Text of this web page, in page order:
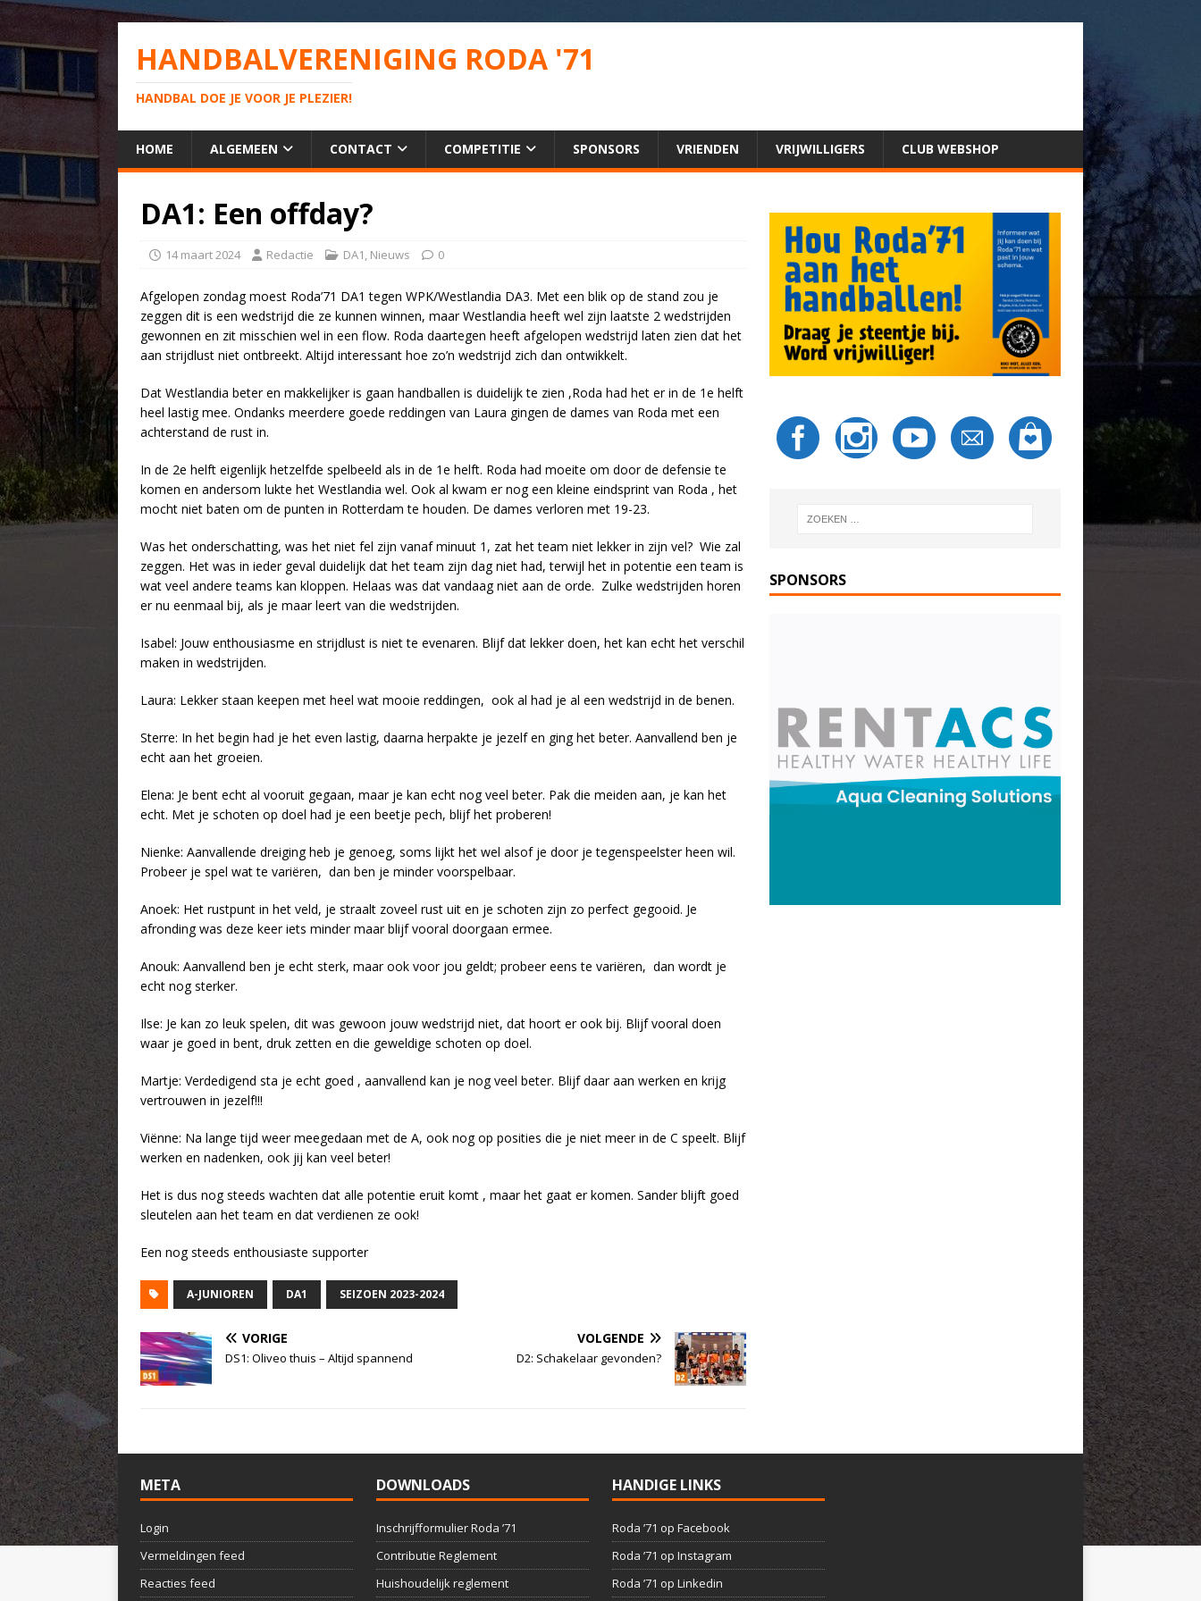
HANDBALVERENIGING RODA '71
HANDBAL DOE JE VOOR JE PLEZIER!
HOME ALGEMEEN CONTACT COMPETITIE SPONSORS VRIENDEN VRIJWILLIGERS CLUB WEBSHOP
DA1: Een offday?
14 maart 2024 Redactie DA1, Nieuws 0
Afgelopen zondag moest Roda’71 DA1 tegen WPK/Westlandia DA3. Met een blik op de stand zou je
zeggen dit is een wedstrijd die ze kunnen winnen, maar Westlandia heeft wel zijn laatste 2 wedstrijden
gewonnen en zit misschien wel in een flow. Roda daartegen heeft afgelopen wedstrijd laten zien dat het
aan strijdlust niet ontbreekt. Altijd interessant hoe zo’n wedstrijd zich dan ontwikkelt.
Dat Westlandia beter en makkelijker is gaan handballen is duidelijk te zien ,Roda had het er in de 1e helft
heel lastig mee. Ondanks meerdere goede reddingen van Laura gingen de dames van Roda met een
achterstand de rust in.
In de 2e helft eigenlijk hetzelfde spelbeeld als in de 1e helft. Roda had moeite om door de defensie te
komen en andersom lukte het Westlandia wel. Ook al kwam er nog een kleine eindsprint van Roda , het
mocht niet baten om de punten in Rotterdam te houden. De dames verloren met 19-23.
Was het onderschatting, was het niet fel zijn vanaf minuut 1, zat het team niet lekker in zijn vel? Wie zal
zeggen. Het was in ieder geval duidelijk dat het team zijn dag niet had, terwijl het in potentie een team is
wat veel andere teams kan kloppen. Helaas was dat vandaag niet aan de orde. Zulke wedstrijden horen
er nu eenmaal bij, als je maar leert van die wedstrijden.
Isabel: Jouw enthousiasme en strijdlust is niet te evenaren. Blijf dat lekker doen, het kan echt het verschil
maken in wedstrijden.
Laura: Lekker staan keepen met heel wat mooie reddingen, ook al had je al een wedstrijd in de benen.
Sterre: In het begin had je het even lastig, daarna herpakte je jezelf en ging het beter. Aanvallend ben je
echt aan het groeien.
Elena: Je bent echt al vooruit gegaan, maar je kan echt nog veel beter. Pak die meiden aan, je kan het
echt. Met je schoten op doel had je een beetje pech, blijf het proberen!
Nienke: Aanvallende dreiging heb je genoeg, soms lijkt het wel alsof je door je tegenspeelster heen wil.
Probeer je spel wat te variëren, dan ben je minder voorspelbaar.
Anoek: Het rustpunt in het veld, je straalt zoveel rust uit en je schoten zijn zo perfect gegooid. Je
afronding was deze keer iets minder maar blijf vooral doorgaan ermee.
Anouk: Aanvallend ben je echt sterk, maar ook voor jou geldt; probeer eens te variëren, dan wordt je
echt nog sterker.
Ilse: Je kan zo leuk spelen, dit was gewoon jouw wedstrijd niet, dat hoort er ook bij. Blijf vooral doen
waar je goed in bent, druk zetten en die geweldige schoten op doel.
Martje: Verdedigend sta je echt goed , aanvallend kan je nog veel beter. Blijf daar aan werken en krijg
vertrouwen in jezelf!!!
Viënne: Na lange tijd weer meegedaan met de A, ook nog op posities die je niet meer in de C speelt. Blijf
werken en nadenken, ook jij kan veel beter!
Het is dus nog steeds wachten dat alle potentie eruit komt , maar het gaat er komen. Sander blijft goed
sleutelen aan het team en dat verdienen ze ook!
Een nog steeds enthousiaste supporter
A-JUNIOREN DA1 SEIZOEN 2023-2024
VORIGE
DS1: Oliveo thuis – Altijd spannend
VOLGENDE
D2: Schakelaar gevonden?
SPONSORS
META
Login
Vermeldingen feed
Reacties feed
DOWNLOADS
Inschrijfformulier Roda ’71
Contributie Reglement
Huishoudelijk reglement
HANDIGE LINKS
Roda ’71 op Facebook
Roda ’71 op Instagram
Roda ’71 op Linkedin